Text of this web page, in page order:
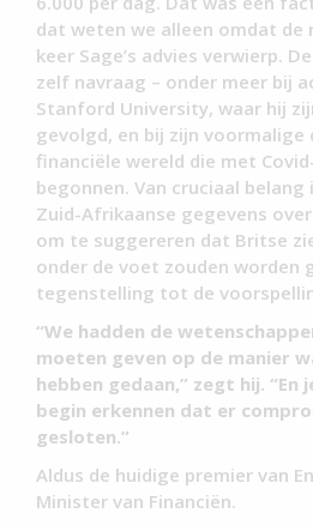
dat weten we alleen omdat de
keer Sage’s advies verwierp.
zelf navraag – onder meer bij
Stanford University, waar hij
gevolgd, en bij zijn voormalige
financiële wereld die met
begonnen. Van cruciaal belang
Zuid-Afrikaanse gegevens
om te suggereren dat Britse
onder de voet zouden worden
tegenstelling tot de
“We hadden de
moeten geven op de manier
hebben gedaan,” zegt hij.
begin erkennen dat er
gesloten.”
Aldus de huidige premier van
Minister van Financiën.